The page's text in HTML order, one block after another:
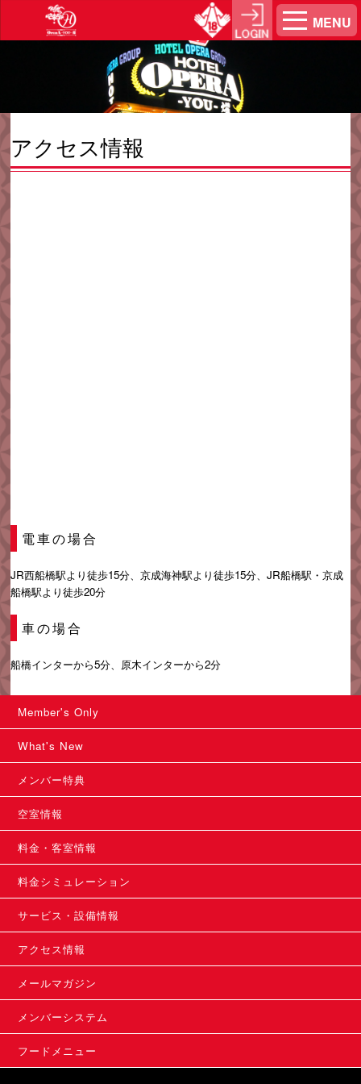
MENU
アクセス情報
電車の場合
JR西船橋駅より徒歩15分、京成海神駅より徒歩15分、JR船橋駅・京成
船橋駅より徒歩20分
車の場合
船橋インターから5分、原木インターから2分
Member's Only
What's New
メンバー特典
空室情報
料金・客室情報
料金シミュレーション
サービス・設備情報
アクセス情報
メールマガジン
メンバーシステム
フードメニュー